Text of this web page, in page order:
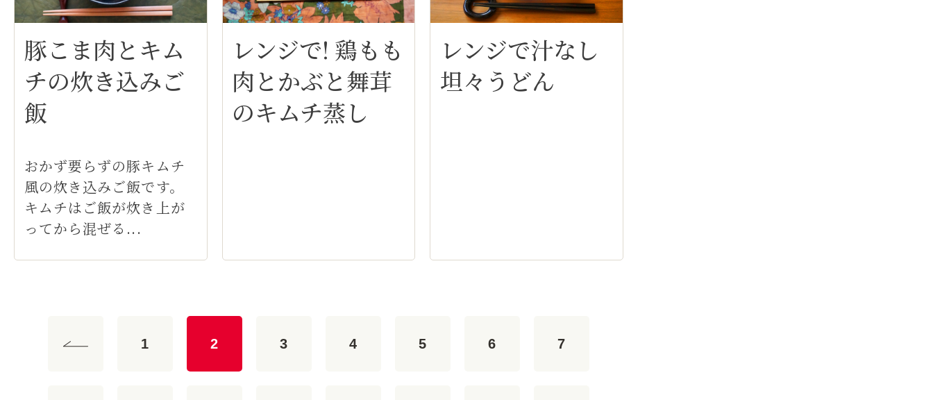
豚こま肉とキム
チの炊き込みご
飯
おかず要らずの豚キムチ
風の炊き込みご飯です。
キムチはご飯が炊き上が
ってから混ぜる...
レンジで! 鶏もも
肉とかぶと舞茸
のキムチ蒸し
レンジで汁なし
坦々うどん
1 2 3 4 5 6 7